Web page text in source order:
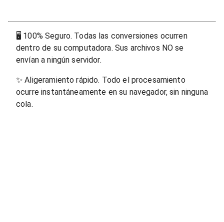
🖥 100% Seguro. Todas las conversiones ocurren
dentro de su computadora. Sus archivos NO se
envían a ningún servidor.
✨Aligeramiento rápido. Todo el procesamiento
ocurre instantáneamente en su navegador, sin ninguna
cola.